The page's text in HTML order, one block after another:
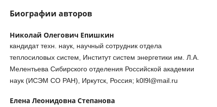
Биографии авторов
Николай Олегович Епишкин
кандидат техн. наук, научный сотрудник отдела
теплосиловых систем, Институт систем энергетики им. Л.А.
Мелентьева Сибирского отделения Российской академии
наук (ИСЭМ СО РАН), Иркутск, Россия; k0l9l@mail.ru
Елена Леонидовна Степанова